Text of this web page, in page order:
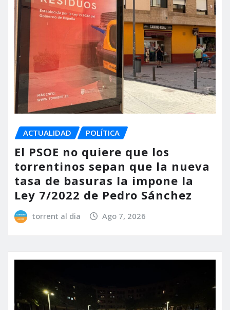
ACTUALIDAD POLÍTICA
El PSOE no quiere que los
torrentinos sepan que la nueva
tasa de basuras la impone la
Ley 7/2022 de Pedro Sánchez
torrent al dia Ago 7, 2026